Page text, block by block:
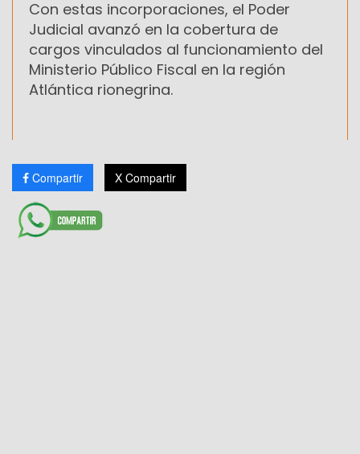
Con estas incorporaciones, el Poder
Judicial avanzó en la cobertura de
cargos vinculados al funcionamiento del
Ministerio Público Fiscal en la región
Atlántica rionegrina.
Compartir X Compartir